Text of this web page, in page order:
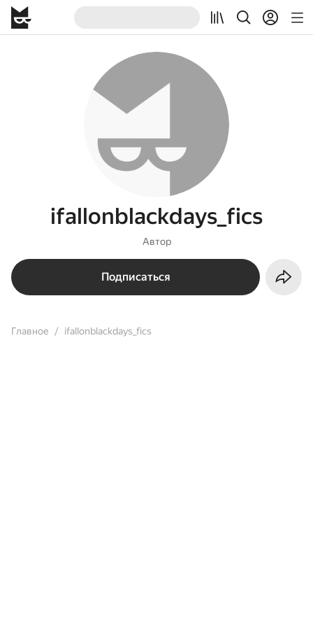
ifallonblackdays_fics
Автор
Подписаться
Главное ifallonblackdays_fics